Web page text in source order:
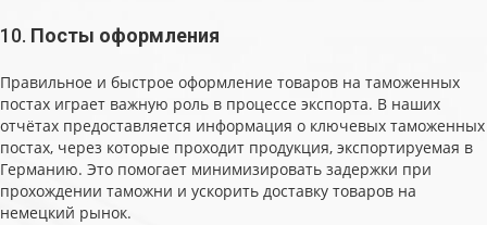
10. Посты оформления
Правильное и быстрое оформление товаров на таможенных
постах играет важную роль в процессе экспорта. В наших
отчётах предоставляется информация о ключевых таможенных
постах, через которые проходит продукция, экспортируемая в
Германию. Это помогает минимизировать задержки при
прохождении таможни и ускорить доставку товаров на
немецкий рынок.